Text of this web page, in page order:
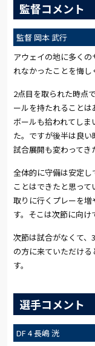
監督コメント
監督 岡本 武行
アウェイの地に多く
れなかったことを悔し
2点目を取られた時点
ールを持たれること
ボールも拾われてし
た。ですが後半は良
試合展開も変わってき
全体的に守備は安定
ことはできたと思っ
取りに行くプレーを
す。そこは次節に向け
次節は試合がなくて、
の方に来ていただけ
す。
選手コメント
DF 4 長嶋 洸